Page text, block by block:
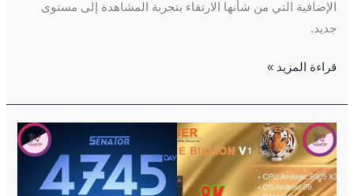
الإضافية التي من شأنها الارتقاء بتجربة المشاهدة إلى مستوى
جديد.
قراءة المزيد »
Tiger
One
Billion